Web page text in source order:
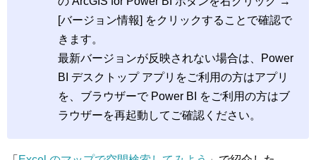
[バージョン情報] をクリックすることで確認で
きます。
最新バージョンが反映されない場合は、Power
BI デスクトップ アプリをご利用の方はアプリ
を、ブラウザーで Power BI をご利用の方はブ
ラウザーを再起動してご確認ください。